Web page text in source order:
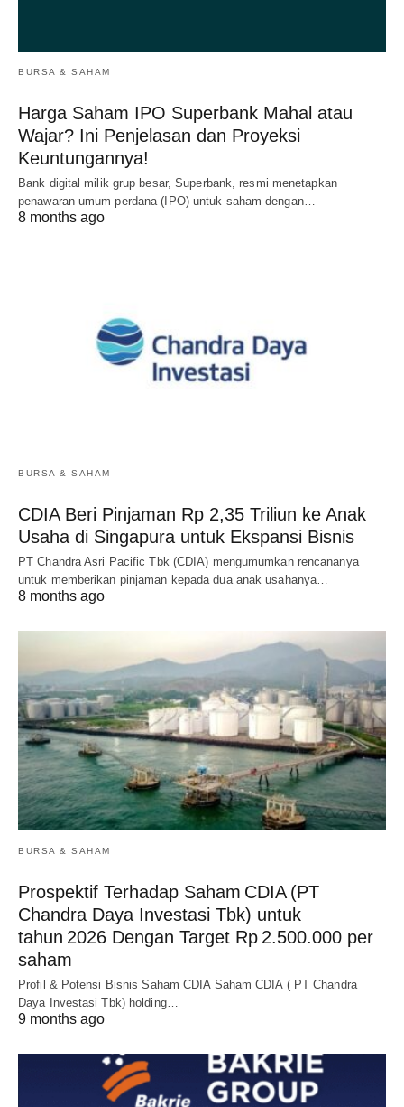
BURSA & SAHAM
Harga Saham IPO Superbank Mahal atau
Wajar? Ini Penjelasan dan Proyeksi
Keuntungannya!
Bank digital milik grup besar, Superbank, resmi menetapkan
penawaran umum perdana (IPO) untuk saham dengan…
8 months ago
BURSA & SAHAM
CDIA Beri Pinjaman Rp 2,35 Triliun ke Anak
Usaha di Singapura untuk Ekspansi Bisnis
PT Chandra Asri Pacific Tbk (CDIA) mengumumkan rencananya
untuk memberikan pinjaman kepada dua anak usahanya…
8 months ago
BURSA & SAHAM
Prospektif Terhadap Saham CDIA (PT
Chandra Daya Investasi Tbk) untuk
tahun 2026 Dengan Target Rp 2.500.000 per
saham
Profil & Potensi Bisnis Saham CDIA Saham CDIA ( PT Chandra
Daya Investasi Tbk) holding…
9 months ago